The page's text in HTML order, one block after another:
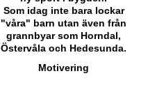
Som idag inte bara lockar
"våra" barn utan även från
grannbyar som Horndal,
Östervåla och Hedesunda.
Motivering